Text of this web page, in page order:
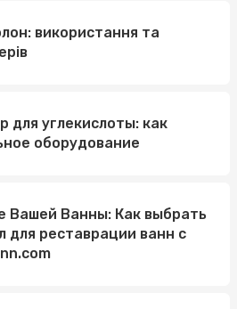
використання та
для углекислоты: как
оборудование
Вашей Ванны: Как выбрать
для реставрации ванн с